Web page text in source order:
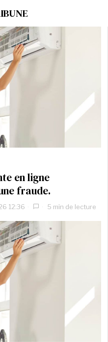
en ligne
fraude.
12:36 5 min de lecture